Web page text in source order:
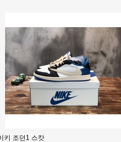
키 조던1 스캇